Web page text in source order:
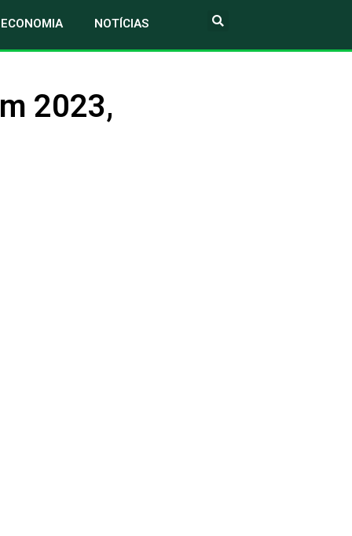
ECONOMIA NOTÍCIAS
2023,